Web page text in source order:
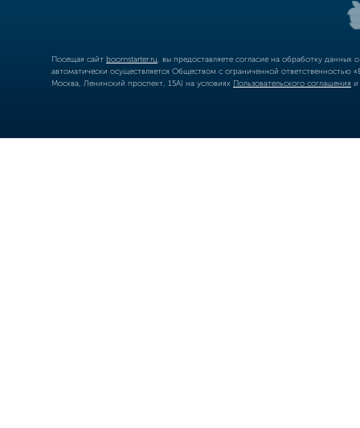
Посещая сайт boomstarter.ru , вы предоставляете согласие на обработку
автоматически осуществляется Обществом с ограниченной
Москва, Ленинский проспект, 15А) на условиях Пользовательского соглашения и